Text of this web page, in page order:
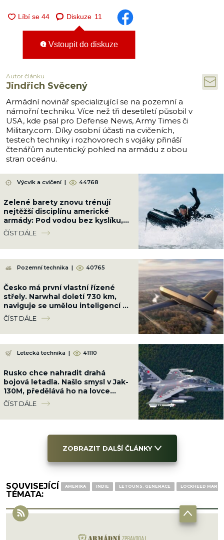
Diskuze 11
Vstoupit do diskuze
Autor článku
Jindřich Svěcený
Armádní novinář specializující se na pozemní a
námořní techniku. Více než tři desetiletí působil v
USA, kde psal pro Defense News, Army Times či
Military.com. Díky osobní účasti na cvičeních,
testech techniky i rozhovorech s vojáky přináší
čtenářům autentický pohled na armádu z obou
stran oceánu.
Výcvik a cvičení | 44768
Zelené barety znovu trénují
nejtěžší disciplínu americké
armády: Pod vodou bez kyslíku,
neviditelní pro radary i kamery
ČÍST DÁLE
Pozemní technika | 40765
Česko má první vlastní řízené
střely. Narwhal doletí 730 km,
naviguje se umělou inteligencí a
GPS nepotřebuje
ČÍST DÁLE
Letecká technika | 41110
Rusko chce nahradit drahá
bojová letadla. Našlo smysl v Jak-
130M, předělává ho na lovce
dronů a námořních plavidel
ČÍST DÁLE
ZOBRAZIT DALŠÍ ČLÁNKY
SOUVISEJÍCÍ
TÉMATA:
AMERIKA INDIE LETOUN 5. GENERACE LOCKHEED